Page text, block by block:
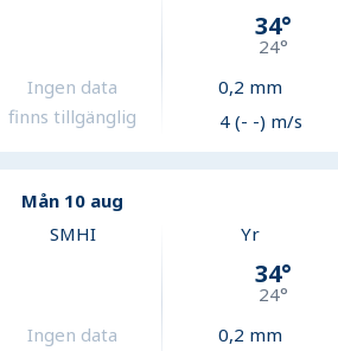
Ingen data
finns tillgänglig
34°
24°
0,2 mm
4 (- -) m/s
Mån 10 aug
SMHI
Ingen data
Yr
34°
24°
0,2 mm